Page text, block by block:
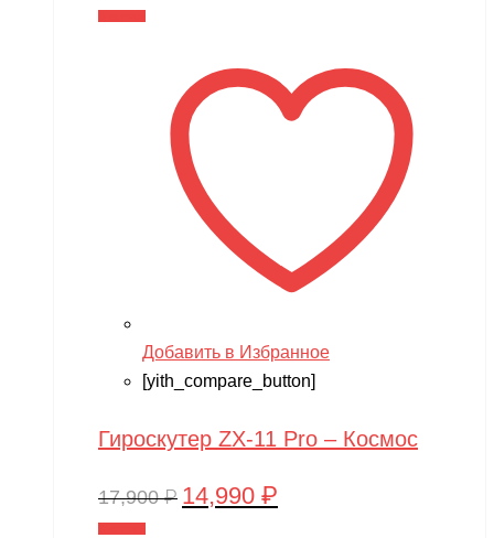
Добавить в Избранное
[yith_compare_button]
Гироскутер ZX-11 Pro – Космос
17,900₽ Первоначальная
14,990 ₽